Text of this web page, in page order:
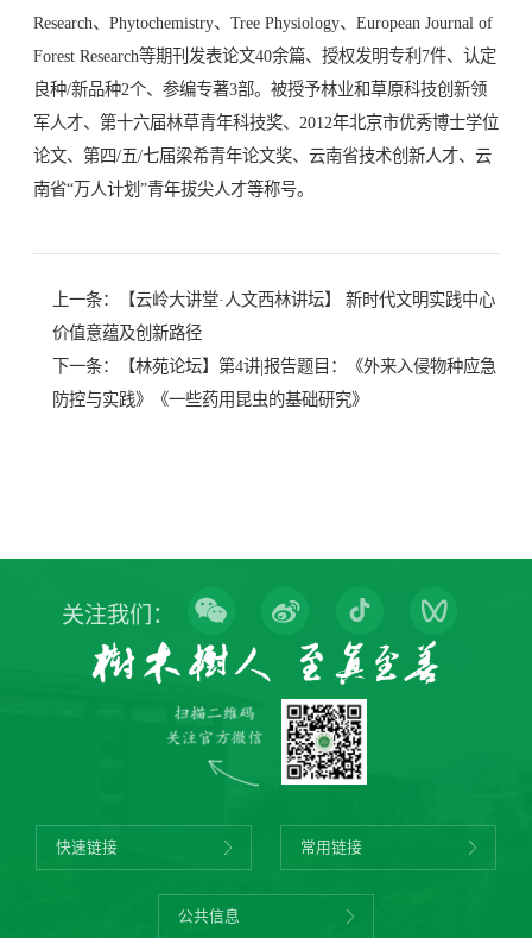
Research、Phytochemistry、Tree Physiology、European Journal of
Forest Research等期刊发表论文40余篇、授权发明专利7件、认定
良种/新品种2个、参编专著3部。被授予林业和草原科技创新领
军人才、第十六届林草青年科技奖、2012年北京市优秀博士学位
论文、第四/五/七届梁希青年论文奖、云南省技术创新人才、云
南省“万人计划”青年拔尖人才等称号。
上一条：
【云岭大讲堂·人文西林讲坛】 新时代文明实践中心
价值意蕴及创新路径
下一条：
【林苑论坛】第4讲|报告题目：《外来入侵物种应急
防控与实践》《一些药用昆虫的基础研究》
关注我们：
快速链接 常用链接
公共信息